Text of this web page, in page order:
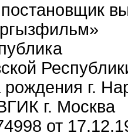
рождения г.
г. Москва
от